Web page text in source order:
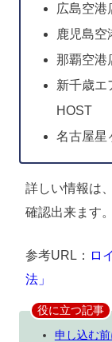
広島空港
鹿児島空
那覇空港
新千歳エ
HOST
名古屋星
詳しい情報は
確認出来ます。
参考URL： ロ
法」
役に立つ記事
申し込む